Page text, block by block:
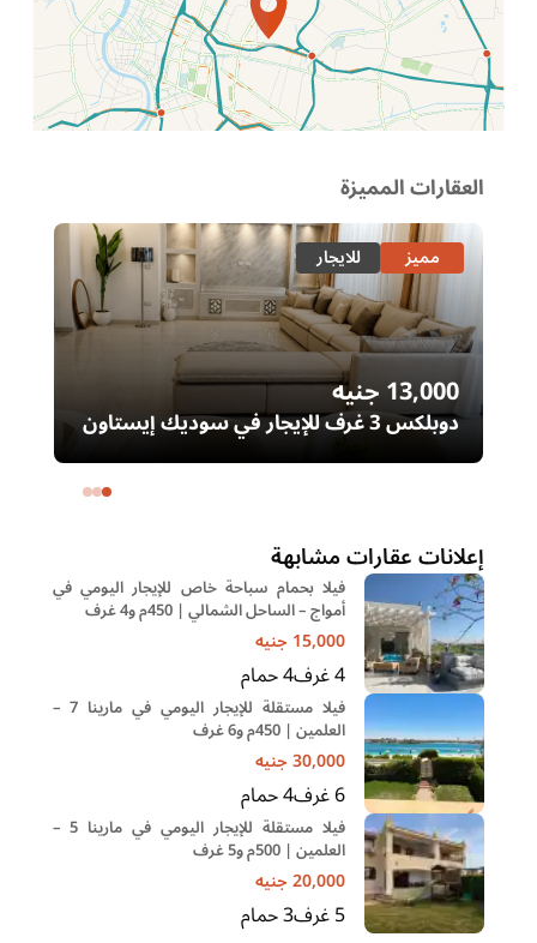
الموقع عل الخريطة
العقارات المميزة
مميز للايجار
13,000جنيه
دوبلكس 3 غرف للإيجار في سوديك إيستاون
– التجمع الخامس | غرفة ناني
إعلانات عقارات مشابهة
فيلا بحمام سباحة خاص للإيجار اليومي في
أمواج – الساحل الشمالي | 450م و4 غرف
15,000 جنيه
4غرف4حمام
فيلا مستقلة للإيجار اليومي في مارينا 7 –
العلمين | 450م و6 غرف
30,000جنيه
6غرف4حمام
فيلا مستقلة للإيجار اليومي في مارينا 5 –
العلمين | 500م و5 غرف
20,000جنيه
5غرف3حمام